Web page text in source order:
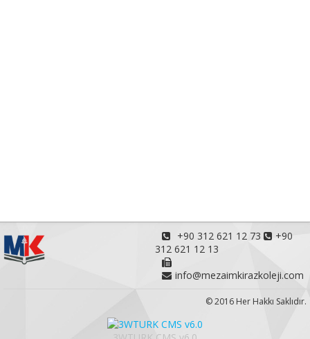
+90 312 621 12 73
+90
312 621 12 13
info@mezaimkirazkoleji.com
© 2016 Her Hakkı Saklıdır.